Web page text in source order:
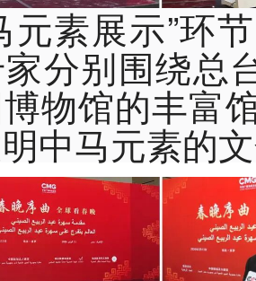
元素展示”环
分别围绕总
物馆的丰富
中马元素的